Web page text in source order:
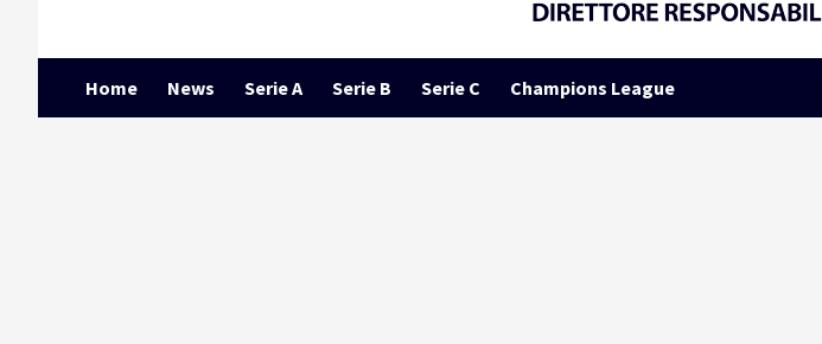
Home News Serie A Serie B Serie C Champions League